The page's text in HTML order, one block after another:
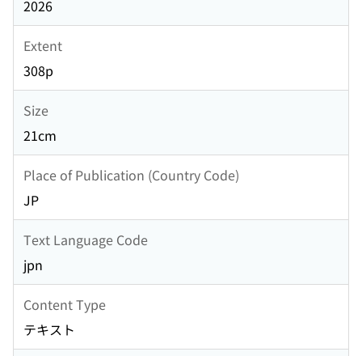
2026
Extent
308p
Size
21cm
Place of Publication (Country Code)
JP
Text Language Code
jpn
Content Type
テキスト